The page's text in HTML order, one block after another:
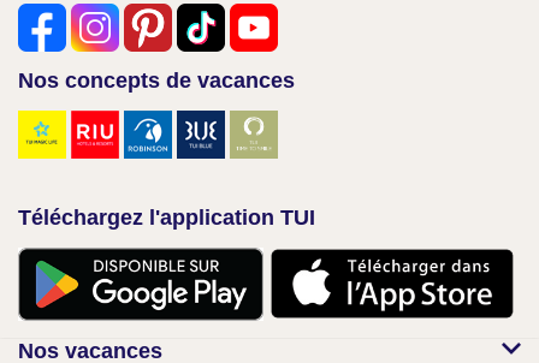
Nos concepts de vacances
Téléchargez l'application TUI
Nos vacances